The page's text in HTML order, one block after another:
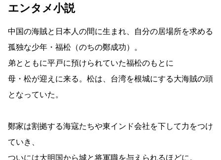
エンタメ小説
中国の海賊と日本人の間に生まれ、自分の居場所を求める
孤独な少年・福松（のちの鄭成功）。
弟とともに平戸に預けられていた福松のもとに
母・松が迎えに来る。松は、台湾を根城にする大海賊の頭
となっていた。
鄭家は割拠する海寇たちや東インド会社を下して力をつけ
ていき、
ついには大明国から城と将軍職を与えられるほどに。